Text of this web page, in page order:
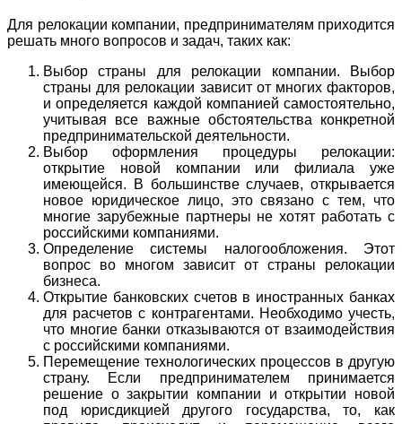
Для релокации компании, предпринимателям приходится
решать много вопросов и задач, таких как:
Выбор страны для релокации компании. Выбор
страны для релокации зависит от многих факторов,
и определяется каждой компанией самостоятельно,
учитывая все важные обстоятельства конкретной
предпринимательской деятельности.
Выбор оформления процедуры релокации:
открытие новой компании или филиала уже
имеющейся. В большинстве случаев, открывается
новое юридическое лицо, это связано с тем, что
многие зарубежные партнеры не хотят работать с
российскими компаниями.
Определение системы налогообложения. Этот
вопрос во многом зависит от страны релокации
бизнеса.
Открытие банковских счетов в иностранных банках
для расчетов с контрагентами. Необходимо учесть,
что многие банки отказываются от взаимодействия
с российскими компаниями.
Перемещение технологических процессов в другую
страну. Если предпринимателем принимается
решение о закрытии компании и открытии новой
под юрисдикцией другого государства, то, как